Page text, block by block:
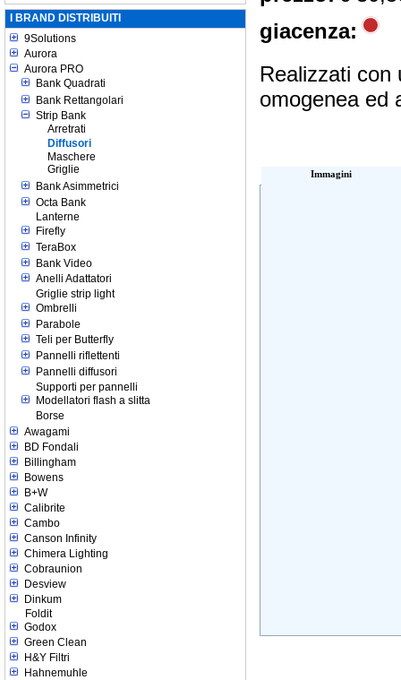
I BRAND DISTRIBUITI
9Solutions
Aurora
Aurora PRO
Bank Quadrati
Bank Rettangolari
Strip Bank
Arretrati
Diffusori
Maschere
Griglie
Bank Asimmetrici
Octa Bank
Lanterne
Firefly
TeraBox
Bank Video
Anelli Adattatori
Griglie strip light
Ombrelli
Parabole
Teli per Butterfly
Pannelli riflettenti
Pannelli diffusori
Supporti per pannelli
Modellatori flash a slitta
Borse
Awagami
BD Fondali
Billingham
Bowens
B+W
Calibrite
Cambo
Canson Infinity
Chimera Lighting
Cobraunion
Desview
Dinkum
Foldit
Godox
Green Clean
H&Y Filtri
Hahnemuhle
giacenza:
Realizzati con
omogenea ed
Immagini